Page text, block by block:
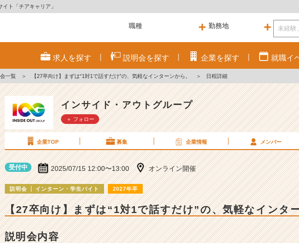
ト「チアキャリア」
求人を探す 説明会を探す 企業を探す 就職イ
一覧 ＞ 【27卒向け】まずは“1対1で話すだけ”の、気軽なインターンから。 ＞ 日程詳細
インサイド・アウトグループ
＋ フォロー
企業TOP 募集 企業情報 メンバー
受付中 2025/07/15 12:00〜13:00 オンライン開催
説明会 インターン・学生バイト 2027年卒
【27卒向け】まずは“1対1で話すだけ”の、気軽なインタ
説明会内容